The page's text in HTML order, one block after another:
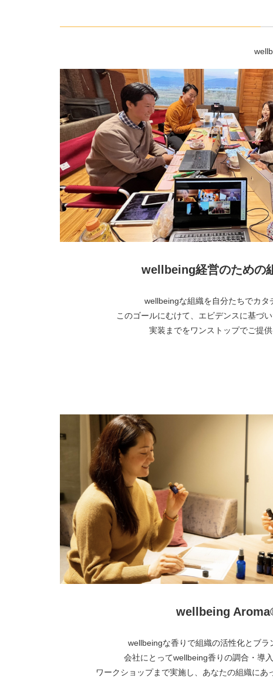
wellbeing経営のための
wellbeingな組織を自分たちでカタ
このゴールにむけて、エビデンスに基づい
実装までをワンストップでご提供
wellbeing
wellbeingな香りで組織の活性化とブラ
会社にとってwellbeing香りの調合・導入
ワークショップまで実施し、あなたの組織にあ